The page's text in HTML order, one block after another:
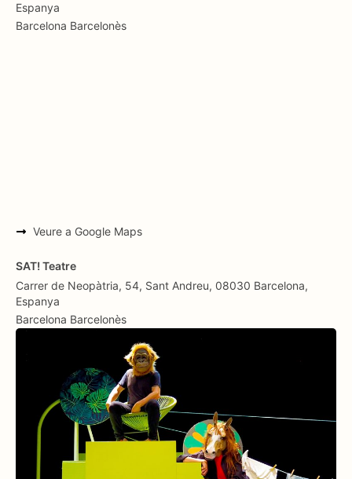
Espanya
Barcelona Barcelonès
Veure a Google Maps
SAT! Teatre
Carrer de Neopàtria, 54, Sant Andreu, 08030 Barcelona,
Espanya
Barcelona Barcelonès